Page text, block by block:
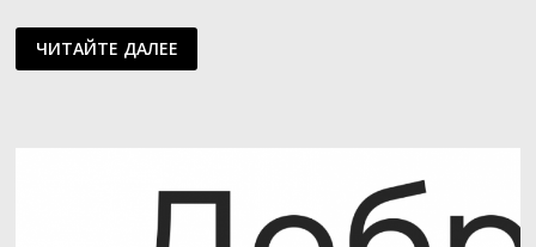
МАСТЕР-
КЛАСС
ПО
ЧИТАЙТЕ ДАЛЕЕ